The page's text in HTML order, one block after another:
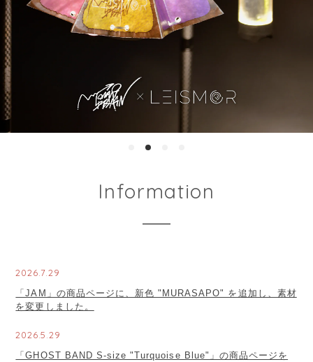
Information
2026.7.29
「JAM」の商品ページに、新色 "MURASAPO" を追加し、素材
を変更しました。
2026.5.29
「GHOST BAND S-size "Turquoise Blue"」の商品ページを